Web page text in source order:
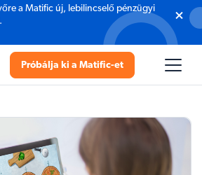
a Matific új, lebilincselő pénzügyi
Próbálja ki a Matific-et